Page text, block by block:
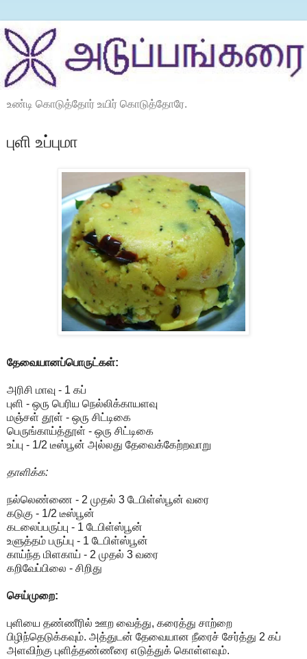
உண்டி கொடுத்தோர் உயிர் கொடுத்தோரே.
புளி உப்புமா
தேவையானப்பொருட்கள்:
அரிசி மாவு - 1 கப்
புளி - ஒரு பெரிய நெல்லிக்காயளவு
மஞ்சள் தூள் - ஒரு சிட்டிகை
பெருங்காய்த்தூள் - ஒரு சிட்டிகை
உப்பு - 1/2 டீஸ்பூன் அல்லது தேவைக்கேற்றவாறு
தாளிக்க:
நல்லெண்ணை - 2 முதல் 3 டேபிள்ஸ்பூன் வரை
கடுகு - 1/2 டீஸ்பூன்
கடலைப்பருப்பு - 1 டேபிள்ஸ்பூன்
உளுத்தம் பருப்பு - 1 டேபிள்ஸ்பூன்
காய்ந்த மிளகாய் - 2 முதல் 3 வரை
கறிவேப்பிலை - சிறிது
செய்முறை:
புளியை தண்ணீரில் ஊற வைத்து, கரைத்து சாற்றை
பிழிந்தெடுக்கவும். அத்துடன் தேவையான நீரைச் சேர்த்து 2 கப்
அளவிற்கு புளித்தண்ணீரை எடுத்துக் கொள்ளவும்.